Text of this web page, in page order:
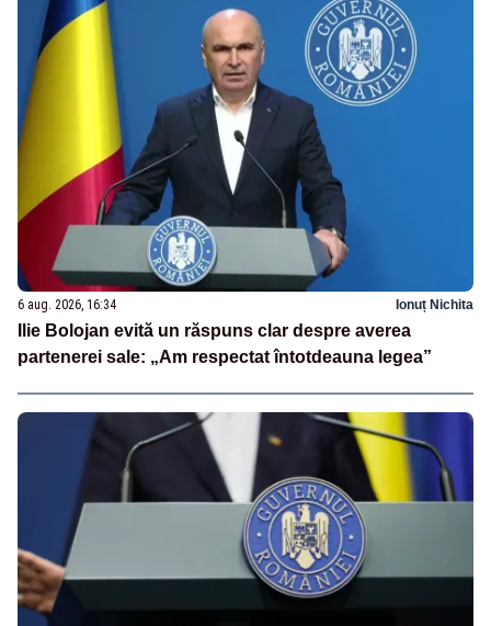
6 aug. 2026, 16:34 Ionuț Nichita
Ilie Bolojan evită un răspuns clar despre averea
partenerei sale: „Am respectat întotdeauna legea”